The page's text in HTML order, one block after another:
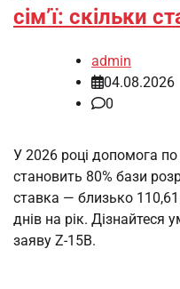
сім’ї: скільки
admin
04.08.2026
0
У 2026 році допомога по
становить 80% бази
ставка — близько
днів на рік. Дізнайтеся
заяву Z-15B.